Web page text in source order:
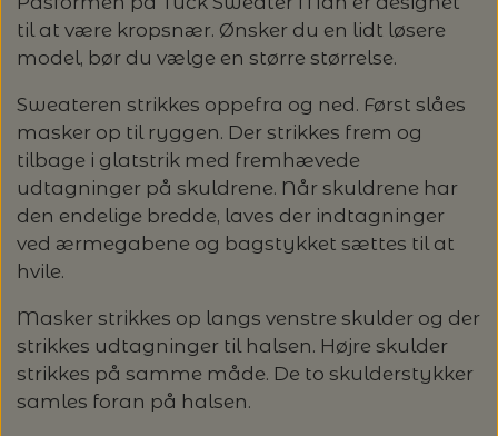
PASCUALI: NEPAL - SPAR 20%
PASCULI: SUAVE - SPAR 20%
POMP STITCH - BRODERI - SPAR 30-35%
PÅ ALLE KITS
SPAR 40% - GLERUPS STØVLER BØRN (STR.
19 - 23)
PERMIN: SPAR 30% PÅ ALLE
JULEBRODERIER
LANG YARNS
MONDIAL
PASCUALI
RAUMA GARN
PERMIN
SOMMERGARN
LENE HOLME SAMSØE - LEKNIT
MY FAVOURITE THINGS KNITWEAR
ODD ROW
OTHER LOOPS
RAUMA
MASKESTOPPERE
MASKEWIRES
MÅLEBÅND / PINDEMÅLERE
OPSKRIFTHOLDER FRA KNITPRO -
SAKSE
STRIKKE- OG SYNÅLE
til at være kropsnær. Ønsker du en lidt løsere
model, bør du vælge en større størrelse.
Sweateren strikkes oppefra og ned. Først slåes
masker op til ryggen. Der strikkes frem og
tilbage i glatstrik med fremhævede
udtagninger på skuldrene. Når skuldrene har
den endelige bredde, laves der indtagninger
ved ærmegabene og bagstykket sættes til at
hvile.
Masker strikkes op langs venstre skulder og der
strikkes udtagninger til halsen. Højre skulder
strikkes på samme måde. De to skulderstykker
samles foran på halsen.